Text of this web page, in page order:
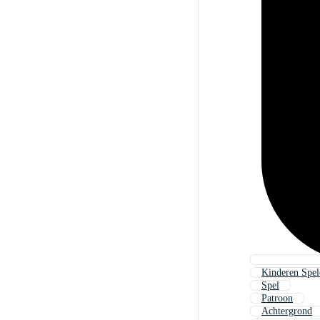
Kinderen
Spel
Patroon
Achtergrond